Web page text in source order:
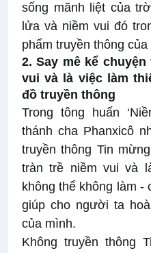
sống mãnh liệt của
lửa và niềm vui đó
phẩm truyền thông của
2. Say mê kể
vui và là việc làm
đồ truyền thông
Trong tông huấn
thánh cha Phanxicô
truyền thông Tin
tràn trề niềm vui và
không thể không làm
giúp cho người ta
của mình.
Không truyền thông